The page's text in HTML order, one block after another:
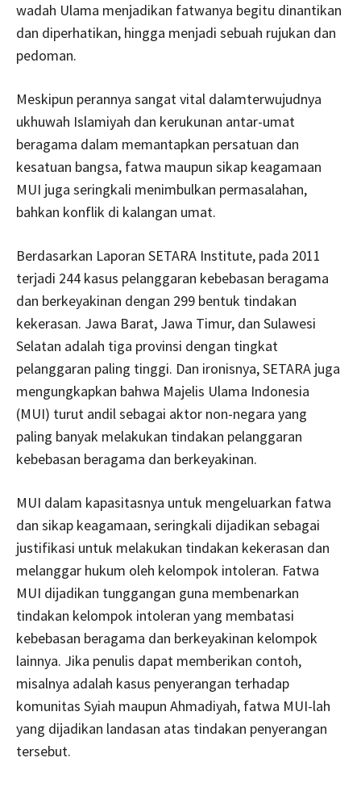
wadah Ulama menjadikan fatwanya begitu dinantikan
dan diperhatikan, hingga menjadi sebuah rujukan dan
pedoman.
Meskipun perannya sangat vital dalamterwujudnya
ukhuwah Islamiyah dan kerukunan antar-umat
beragama dalam memantapkan persatuan dan
kesatuan bangsa, fatwa maupun sikap keagamaan
MUI juga seringkali menimbulkan permasalahan,
bahkan konflik di kalangan umat.
Berdasarkan Laporan SETARA Institute, pada 2011
terjadi 244 kasus pelanggaran kebebasan beragama
dan berkeyakinan dengan 299 bentuk tindakan
kekerasan. Jawa Barat, Jawa Timur, dan Sulawesi
Selatan adalah tiga provinsi dengan tingkat
pelanggaran paling tinggi. Dan ironisnya, SETARA juga
mengungkapkan bahwa Majelis Ulama Indonesia
(MUI) turut andil sebagai aktor non-negara yang
paling banyak melakukan tindakan pelanggaran
kebebasan beragama dan berkeyakinan.
MUI dalam kapasitasnya untuk mengeluarkan fatwa
dan sikap keagamaan, seringkali dijadikan sebagai
justifikasi untuk melakukan tindakan kekerasan dan
melanggar hukum oleh kelompok intoleran. Fatwa
MUI dijadikan tunggangan guna membenarkan
tindakan kelompok intoleran yang membatasi
kebebasan beragama dan berkeyakinan kelompok
lainnya. Jika penulis dapat memberikan contoh,
misalnya adalah kasus penyerangan terhadap
komunitas Syiah maupun Ahmadiyah, fatwa MUI-lah
yang dijadikan landasan atas tindakan penyerangan
tersebut.